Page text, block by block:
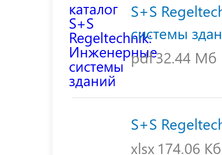
S+S
системы
pdf32.44 Мб
S+S
xlsx 174.06 Кб